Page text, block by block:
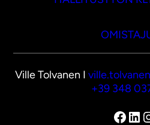
Ville Tolvanen I
+39 348